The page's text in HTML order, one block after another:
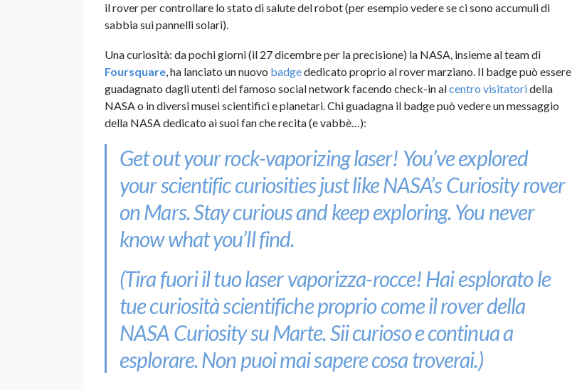
il rover per controllare lo stato di salute del robot (per esempio vedere se ci sono accumuli di
sabbia sui pannelli solari).
Una curiosità: da pochi giorni (il 27 dicembre per la precisione) la NASA, insieme al team di
Foursquare, ha lanciato un nuovo badgededicato proprio al rover marziano. Il badge può essere
guadagnato dagli utenti del famoso social network facendo check-in alcentro visitatoridella
NASA o in diversi musei scientifici e planetari. Chi guadagna il badge può vedere un messaggio
della NASA dedicato ai suoi fan che recita (e vabbè…):
Get out your rock-vaporizing laser! You’ve explored
your scientific curiosities just like NASA’s Curiosity rover
on Mars. Stay curious and keep exploring. You never
know what you’ll find.
(Tira fuori il tuo laser vaporizza-rocce! Hai esplorato le
tue curiosità scientifiche proprio come il rover della
NASA Curiosity su Marte. Sii curioso e continua a
esplorare. Non puoi mai sapere cosa troverai.)